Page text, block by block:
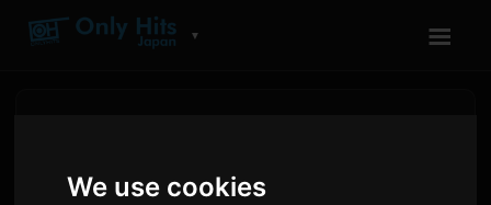
We use cookies
▼ ☰